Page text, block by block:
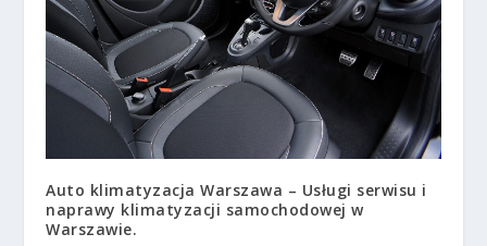
Auto klimatyzacja Warszawa – Usługi serwisu i
naprawy klimatyzacji samochodowej w
Warszawie.